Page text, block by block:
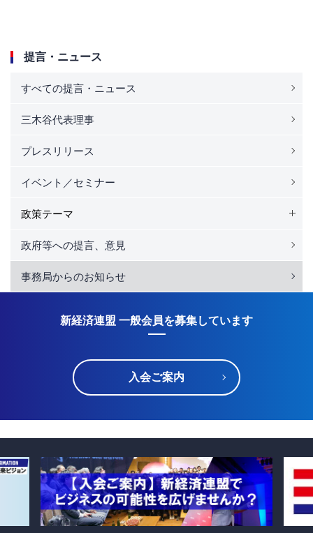
提言・ニュース
すべての提言・ニュース
三木谷代表理事
プレスリリース
イベント／セミナー
政策テーマ
政府等への提言、意見
事務局からのお知らせ
新経済連盟 一般会員を募集しています
入会ご案内